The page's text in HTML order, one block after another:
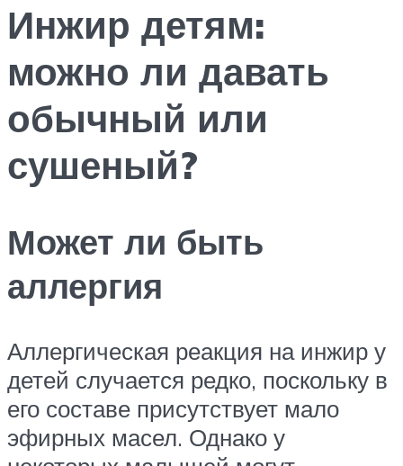
Инжир детям:
можно ли давать
обычный или
сушеный?
Может ли быть
аллергия
Аллергическая реакция на инжир у
детей случается редко, поскольку в
его составе присутствует мало
эфирных масел. Однако у